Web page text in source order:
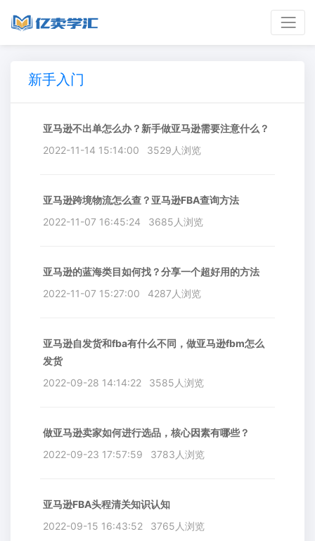
新手入门
亚马逊不出单怎么办？新手做亚马逊需要注意什么？
2022-11-14 15:14:00
3529人浏览
亚马逊跨境物流怎么查？亚马逊FBA查询方法
2022-11-07 16:45:24
3685人浏览
亚马逊的蓝海类目如何找？分享一个超好用的方法
2022-11-07 15:27:00
4287人浏览
亚马逊自发货和fba有什么不同，做亚马逊fbm怎么
发货
2022-09-28 14:14:22
3585人浏览
做亚马逊卖家如何进行选品，核心因素有哪些？
2022-09-23 17:57:59
3783人浏览
亚马逊FBA头程清关知识认知
2022-09-15 16:43:52
3765人浏览